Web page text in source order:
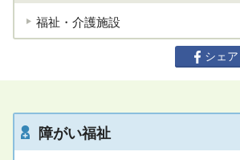
リ
ス福祉・介護施設
シェア
障がい福祉